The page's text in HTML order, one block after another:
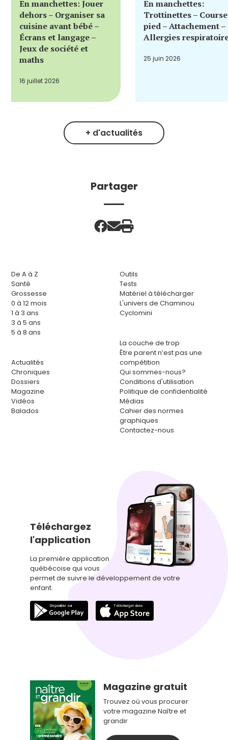
En manchettes: Jouer
dehors – Organiser sa
cuisine avant bébé –
Écrans et langage –
Jeux de société et
maths
16 juillet 2026
En manchettes:
Trottinettes –
pied – Attachement –
Allergies
25 juin 2026
+ d'actualités
Partager
De A à Z
Santé
Grossesse
0 à 12 mois
1 à 3 ans
3 à 5 ans
5 à 8 ans
Actualités
Chroniques
Dossiers
Magazine
Vidéos
Balados
Outils
Tests
Matériel à télécharger
L'univers de Chaminou
Cyclomini
La couche de trop
Être parent n’est pas une
compétition
Qui sommes-nous?
Conditions d'utilisation
Politique de confidentialité
Médias
Cahier des normes
graphiques
Contactez-nous
Téléchargez
l'application
La première application
québécoise qui vous
permet de suivre le développement de votre
enfant.
Magazine gratuit
Trouvez où vous procurer
votre magazine Naître et
grandir